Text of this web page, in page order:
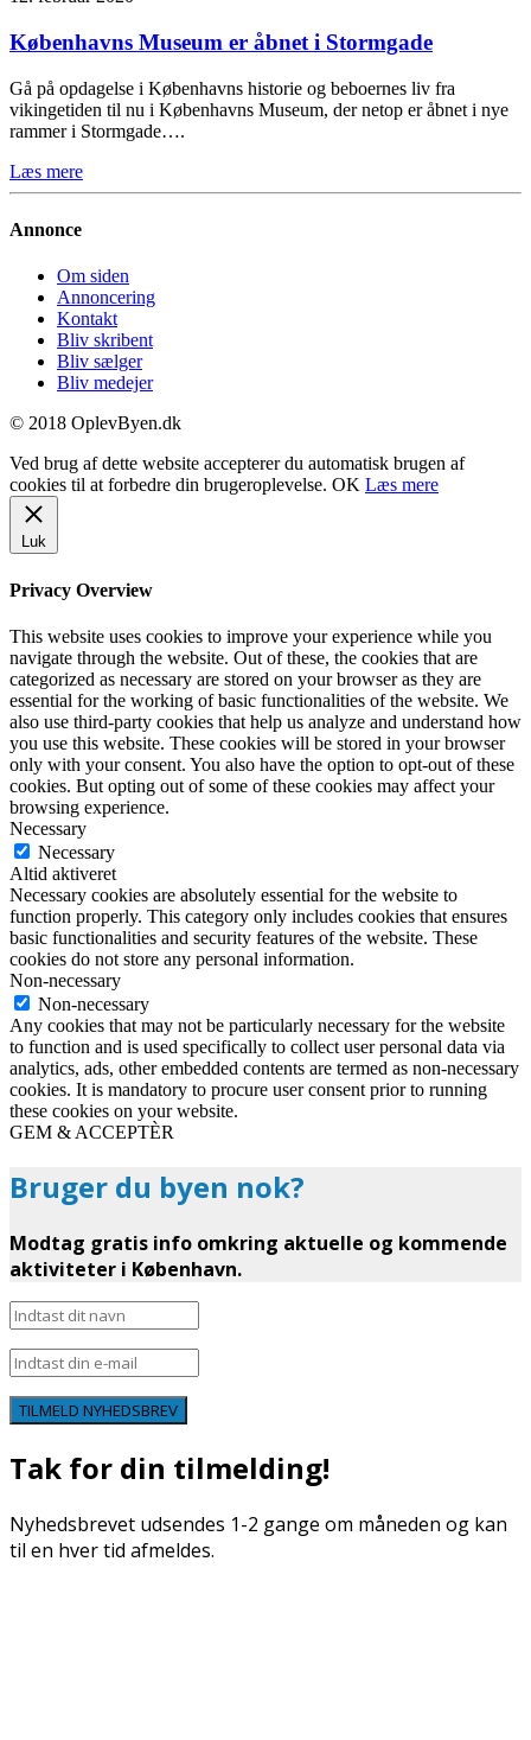
Københavns Museum er åbnet i Stormgade
Gå på opdagelse i Københavns historie og beboernes liv fra
vikingetiden til nu i Københavns Museum, der netop er åbnet i nye
rammer i Stormgade….
Læs mere
Annonce
Om siden
Annoncering
Kontakt
Bliv skribent
Bliv sælger
Bliv medejer
© 2018 OplevByen.dk
Ved brug af dette website accepterer du automatisk brugen af
cookies til at forbedre din brugeroplevelse. OK Læs mere
Luk
Privacy Overview
This website uses cookies to improve your experience while you
navigate through the website. Out of these, the cookies that are
categorized as necessary are stored on your browser as they are
essential for the working of basic functionalities of the website. We
also use third-party cookies that help us analyze and understand how
you use this website. These cookies will be stored in your browser
only with your consent. You also have the option to opt-out of these
cookies. But opting out of some of these cookies may affect your
browsing experience.
Necessary
Necessary
Altid aktiveret
Necessary cookies are absolutely essential for the website to
function properly. This category only includes cookies that ensures
basic functionalities and security features of the website. These
cookies do not store any personal information.
Non-necessary
Non-necessary
Any cookies that may not be particularly necessary for the website
to function and is used specifically to collect user personal data via
analytics, ads, other embedded contents are termed as non-necessary
cookies. It is mandatory to procure user consent prior to running
these cookies on your website.
GEM & ACCEPTÈR
Bruger du byen nok?
Modtag gratis info omkring aktuelle og kommende
aktiviteter i København.
TILMELD NYHEDSBREV
Tak for din tilmelding!
Nyhedsbrevet udsendes 1-2 gange om måneden og kan
til en hver tid afmeldes.